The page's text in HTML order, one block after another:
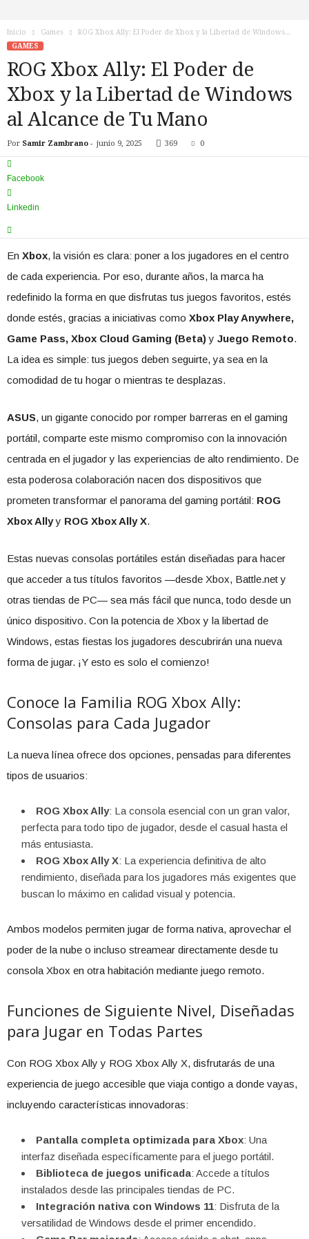
Inicio Games
ROG Xbox Ally: El Poder de Xbox y la Libertad de Windows...
GAMES
ROG Xbox Ally: El Poder de
Xbox y la Libertad de Windows
al Alcance de Tu Mano
Por Samir Zambrano - junio 9, 2025 369 0
Facebook
Linkedin
En Xbox, la visión es clara: poner a los jugadores en el centro
de cada experiencia. Por eso, durante años, la marca ha
redefinido la forma en que disfrutas tus juegos favoritos, estés
donde estés, gracias a iniciativas como Xbox Play Anywhere,
Game Pass, Xbox Cloud Gaming (Beta)y Juego Remoto.
La idea es simple: tus juegos deben seguirte, ya sea en la
comodidad de tu hogar o mientras te desplazas.
ASUS, un gigante conocido por romper barreras en el gaming
portátil, comparte este mismo compromiso con la innovación
centrada en el jugador y las experiencias de alto rendimiento. De
esta poderosa colaboración nacen dos dispositivos que
prometen transformar el panorama del gaming portátil: ROG
Xbox Allyy ROG Xbox Ally X.
Estas nuevas consolas portátiles están diseñadas para hacer
que acceder a tus títulos favoritos —desde Xbox, Battle.net y
otras tiendas de PC— sea más fácil que nunca, todo desde un
único dispositivo. Con la potencia de Xbox y la libertad de
Windows, estas fiestas los jugadores descubrirán una nueva
forma de jugar. ¡Y esto es solo el comienzo!
Conoce la Familia ROG Xbox Ally:
Consolas para Cada Jugador
La nueva línea ofrece dos opciones, pensadas para diferentes
tipos de usuarios:
ROG Xbox Ally: La consola esencial con un gran valor,
perfecta para todo tipo de jugador, desde el casual hasta el
más entusiasta.
ROG Xbox Ally X: La experiencia definitiva de alto
rendimiento, diseñada para los jugadores más exigentes que
buscan lo máximo en calidad visual y potencia.
Ambos modelos permiten jugar de forma nativa, aprovechar el
poder de la nube o incluso streamear directamente desde tu
consola Xbox en otra habitación mediante juego remoto.
Funciones de Siguiente Nivel, Diseñadas
para Jugar en Todas Partes
Con ROG Xbox Ally y ROG Xbox Ally X, disfrutarás de una
experiencia de juego accesible que viaja contigo a donde vayas,
incluyendo características innovadoras:
Pantalla completa optimizada para Xbox: Una
interfaz diseñada específicamente para el juego portátil.
Biblioteca de juegos unificada: Accede a títulos
instalados desde las principales tiendas de PC.
Integración nativa con Windows 11: Disfruta de la
versatilidad de Windows desde el primer encendido.